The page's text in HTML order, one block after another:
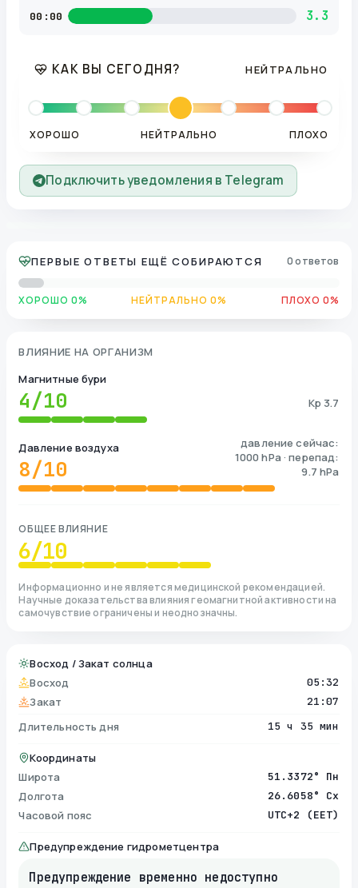
00:00 3.3
КАК ВЫ СЕГОДНЯ? НЕЙТРАЛЬНО
ХОРОШО НЕЙТРАЛЬНО ПЛОХО
Подключить уведомления в Telegram
ПЕРВЫЕ ОТВЕТЫ ЕЩЁ СОБИРАЮТСЯ 0 ответов
ХОРОШО 0% НЕЙТРАЛЬНО 0% ПЛОХО 0%
ВЛИЯНИЕ НА ОРГАНИЗМ
Магнитные бури
4/10 Kp 3.7
Давление воздуха
8/10
давление сейчас:
1000 hPa · перепад:
9.7 hPa
ОБЩЕЕ ВЛИЯНИЕ
6/10
Информационно и не является медицинской рекомендацией.
Научные доказательства влияния геомагнитной активности на
самочувствие ограничены и неоднозначны.
Восход / Закат солнца
Восход
05:32
Закат 21:07
Длительность дня 15 ч 35 мин
Координаты
Широта
51.3372° Пн
Долгота 26.6058° Сх
Часовой пояс UTC+2 (EET)
Предупреждение гидрометцентра
Предупреждение временно недоступно